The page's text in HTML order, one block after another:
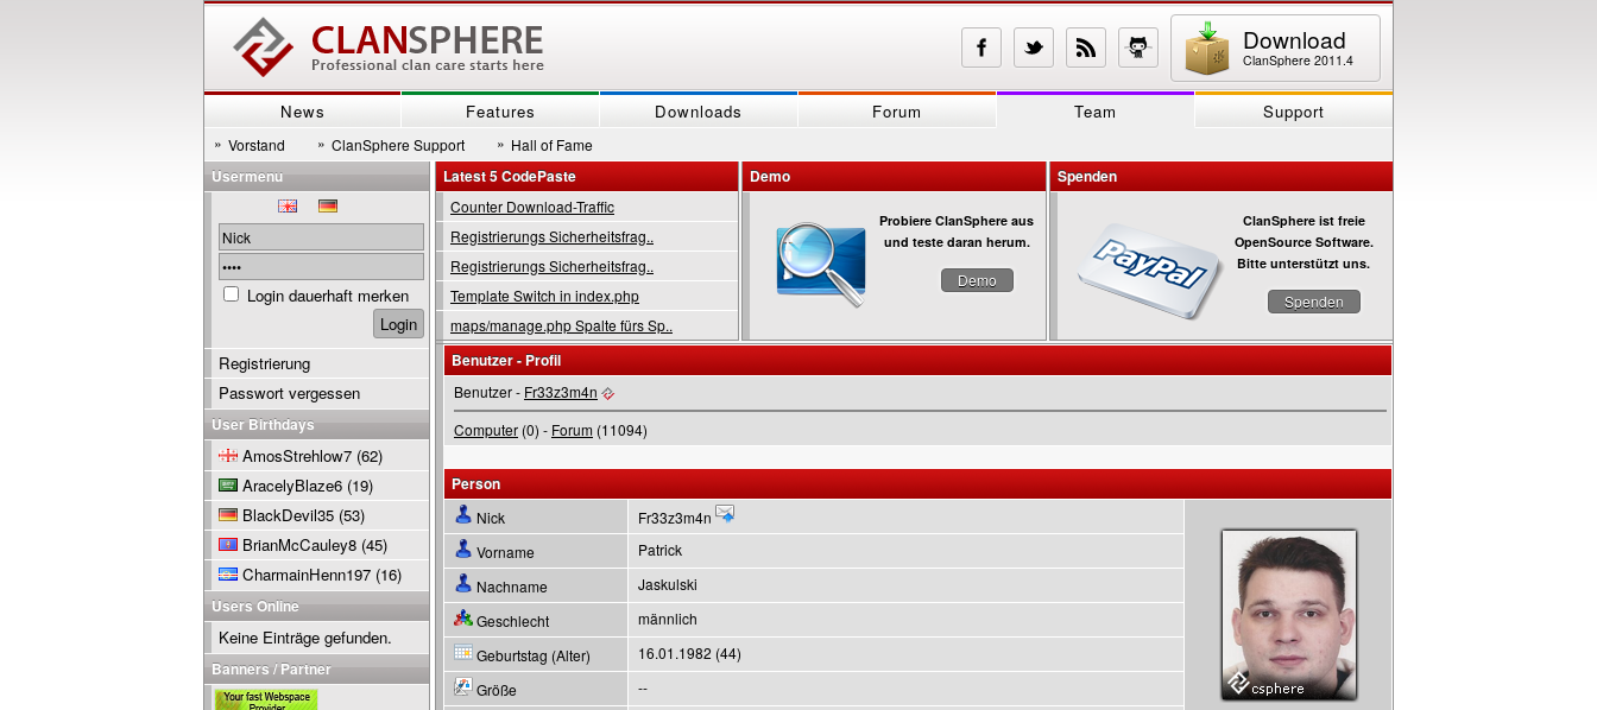
Download
ClanSphere 2011.4
News Features Downloads Forum Team Support
» Vorstand » ClanSphere Support » Hall of Fame
Latest 5 CodePaste
Counter Download-Traffic
Registrierungs Sicherheitsfrag..
Registrierungs Sicherheitsfrag..
Template Switch in index.php
maps/manage.php Spalte fürs Sp..
Demo
Probiere ClanSphere aus
und teste daran herum.
Demo
Spenden
ClanSphere ist freie
OpenSource Software.
Bitte unterstützt uns.
Spenden
Benutzer - Profil
Benutzer - Fr33z3m4n
Computer (0) - Forum (11094)
Person
Nick
Fr33z3m4n
Vorname
Patrick
Nachname
Jaskulski
Geschlecht
männlich
Geburtstag (Alter)
16.01.1982 (44)
Größe
--
Usermenu
Login dauerhaft merken
Registrierung
Passwort vergessen
User Birthdays
AmosStrehlow7 (62)
AracelyBlaze6 (19)
BlackDevil35 (53)
BrianMcCauley8 (45)
CharmainHenn197 (16)
Users Online
Keine Einträge gefunden.
Banners / Partner